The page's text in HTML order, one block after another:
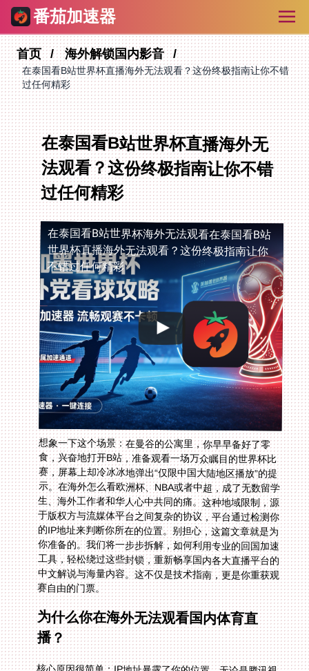
番茄加速器
首页 海外解锁国内影音
在泰国看B站世界杯直播海外无法观看？这份终极指南让你不错
过任何精彩
在泰国看B站世界杯直播海外无
法观看？这份终极指南让你不错
过任何精彩
在泰国看B站世界杯海外无法观看在泰国看B站
世界杯直播海外无法观看？这份终极指南让你
不错过任何精彩
想象一下这个场景：在曼谷的公寓里，你早早备好了零
食，兴奋地打开B站，准备观看一场万众瞩目的世界杯比
赛，屏幕上却冷冰冰地弹出“仅限中国大陆地区播放”的提
示。在海外怎么看欧洲杯、NBA或者中超，成了无数留学
生、海外工作者和华人心中共同的痛。这种地域限制，源
于版权方与流媒体平台之间复杂的协议，平台通过检测你
的IP地址来判断你所在的位置。别担心，这篇文章就是为
你准备的。我们将一步步拆解，如何利用专业的回国加速
工具，轻松绕过这些封锁，重新畅享国内各大直播平台的
中文解说与海量内容。这不仅是技术指南，更是你重获观
赛自由的门票。
为什么你在海外无法观看国内体育直
播？